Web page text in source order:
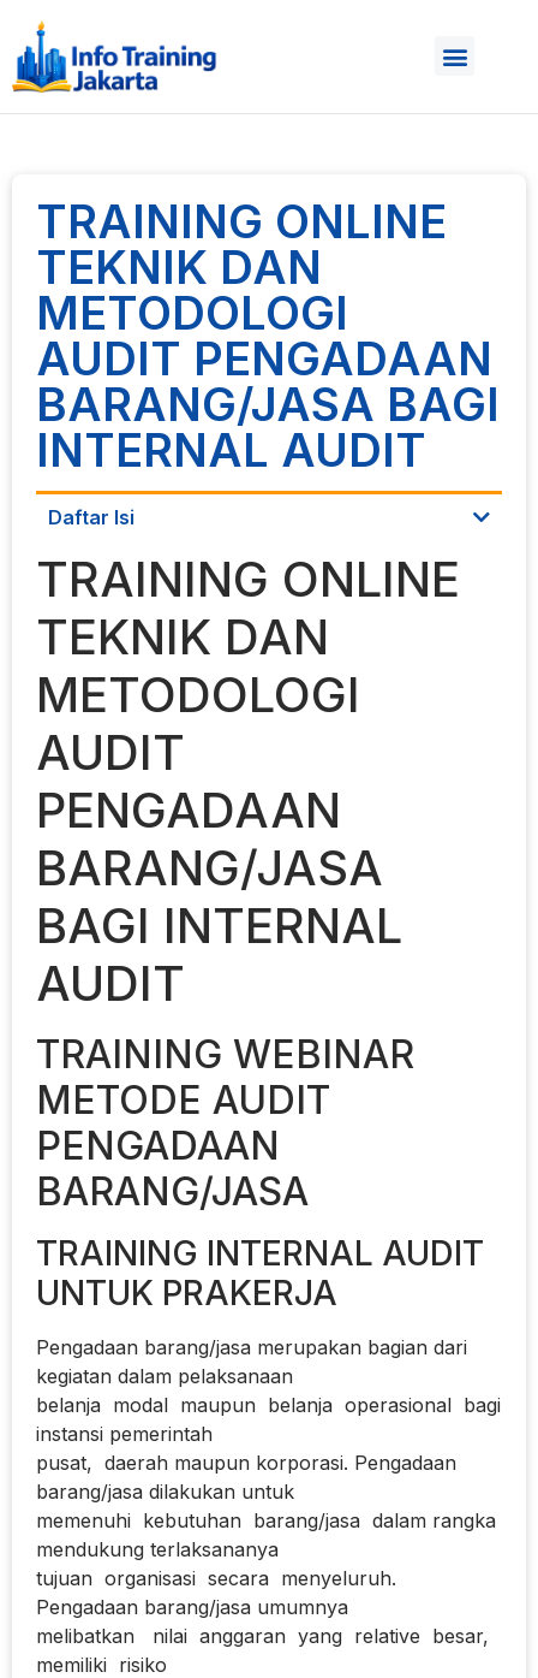
TRAINING ONLINE
TEKNIK DAN
METODOLOGI
AUDIT PENGADAAN
BARANG/JASA BAGI
INTERNAL AUDIT
Daftar Isi
TRAINING ONLINE
TEKNIK DAN
METODOLOGI
AUDIT
PENGADAAN
BARANG/JASA
BAGI INTERNAL
AUDIT
TRAINING WEBINAR
METODE AUDIT
PENGADAAN
BARANG/JASA
TRAINING INTERNAL AUDIT
UNTUK PRAKERJA
Pengadaan barang/jasa merupakan bagian dari
kegiatan dalam pelaksanaan
belanja modal maupun belanja operasional bagi
instansi pemerintah
pusat, daerah maupun korporasi. Pengadaan
barang/jasa dilakukan untuk
memenuhi kebutuhan barang/jasa dalam rangka
mendukung terlaksananya
tujuan organisasi secara menyeluruh.
Pengadaan barang/jasa umumnya
melibatkan nilai anggaran yang relative besar,
memiliki risiko